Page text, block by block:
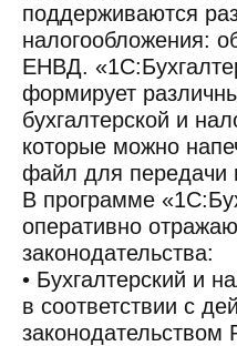
поддерживаются
налогообложения:
ЕНВД.
формирует
бухгалтерской и
которые можно
файл для
В программе
оперативно
законодательства:
• Бухгалтерский и
в соответствии с
законодательством